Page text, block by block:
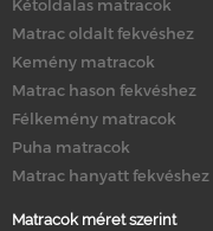
Kétoldalas matracok
Matrac oldalt fekvéshez
Kemény matracok
Matrac hason fekvéshez
Félkemény matracok
Puha matracok
Matrac hanyatt fekvéshez
Matracok méret szerint